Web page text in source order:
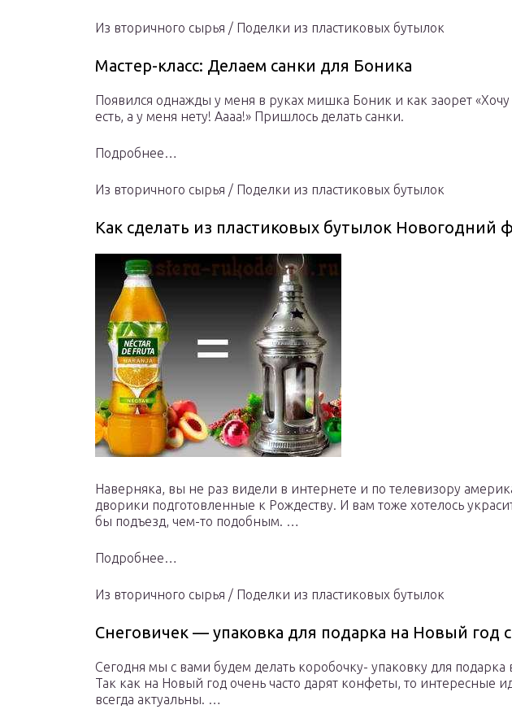
Из вторичного сырья / Поделки из пластиковых бутылок
Мастер-класс: Делаем санки для Боника
Появился однажды у меня в руках мишка Боник и как заорет
есть, а у меня нету! Аааа!» Пришлось делать санки.
Подробнее…
Из вторичного сырья / Поделки из пластиковых бутылок
Как сделать из пластиковых бутылок Новогодний
Наверняка, вы не раз видели в интернете и по телевизору
дворики подготовленные к Рождеству. И вам тоже хотелось
бы подъезд, чем-то подобным. …
Подробнее…
Из вторичного сырья / Поделки из пластиковых бутылок
Снеговичек — упаковка для подарка на Новый год
Сегодня мы с вами будем делать коробочку- упаковку для подарка
Так как на Новый год очень часто дарят конфеты, то интересные
всегда актуальны. …